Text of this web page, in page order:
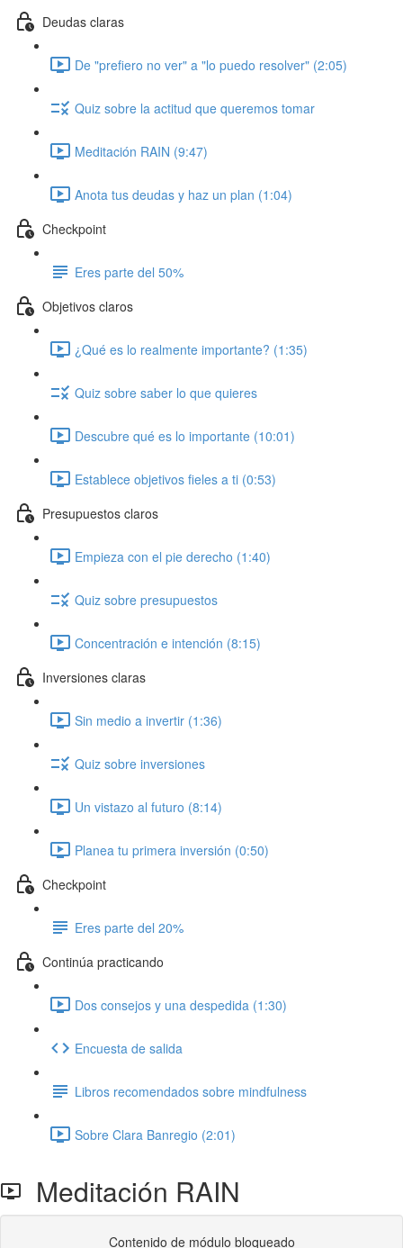
Deudas claras
De "prefiero no ver" a "lo puedo resolver" (2:05)
Quiz sobre la actitud que queremos tomar
Meditación RAIN (9:47)
Anota tus deudas y haz un plan (1:04)
Checkpoint
Eres parte del 50%
Objetivos claros
¿Qué es lo realmente importante? (1:35)
Quiz sobre saber lo que quieres
Descubre qué es lo importante (10:01)
Establece objetivos fieles a ti (0:53)
Presupuestos claros
Empieza con el pie derecho (1:40)
Quiz sobre presupuestos
Concentración e intención (8:15)
Inversiones claras
Sin medio a invertir (1:36)
Quiz sobre inversiones
Un vistazo al futuro (8:14)
Planea tu primera inversión (0:50)
Checkpoint
Eres parte del 20%
Continúa practicando
Dos consejos y una despedida (1:30)
Encuesta de salida
Libros recomendados sobre mindfulness
Sobre Clara Banregio (2:01)
Meditación RAIN
Contenido de módulo bloqueado